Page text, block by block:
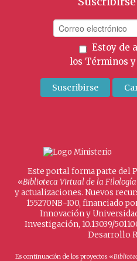
Estoy de
los Términos
Este portal forma parte del
«Biblioteca Virtual de la Filología
y actualizaciones. Nuevos
155270NB-I00, financiado
Innovación y
Investigación, 10.13039/
Desarrollo
Es continuación de los proyectos «